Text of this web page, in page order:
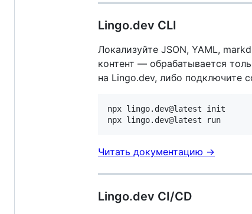
Lingo.dev CLI
Локализуйте JSON, YAML,
контент — обрабатывается
на Lingo.dev, либо подключите
npx lingo.dev@latest init
npx lingo.dev@latest run
Читать документацию →
Lingo.dev CI/CD